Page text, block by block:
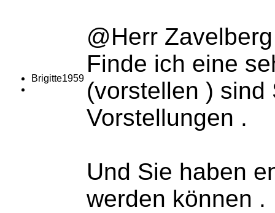
Brigitte1959
@Herr
Finde ich eine
(vorstellen ) sind
Vorstellungen .
Und Sie haben
werden können .